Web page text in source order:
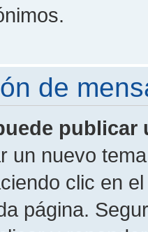
de
publicar
un nuevo
clic en
página.